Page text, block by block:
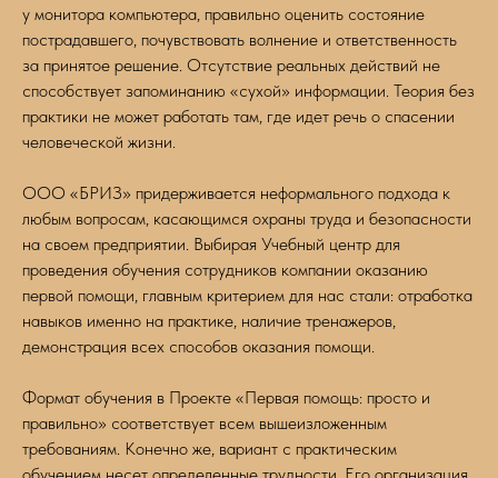
у монитора компьютера, правильно оценить состояние
пострадавшего, почувствовать волнение и ответственность
за принятое решение. Отсутствие реальных действий не
способствует запоминанию «сухой» информации. Теория без
практики не может работать там, где идет речь о спасении
человеческой жизни.
ООО «БРИЗ» придерживается неформального подхода к
любым вопросам, касающимся охраны труда и безопасности
на своем предприятии. Выбирая Учебный центр для
проведения обучения сотрудников компании оказанию
первой помощи, главным критерием для нас стали: отработка
навыков именно на практике, наличие тренажеров,
демонстрация всех способов оказания помощи.
Формат обучения в Проекте «Первая помощь: просто и
правильно» соответствует всем вышеизложенным
требованиям. Конечно же, вариант с практическим